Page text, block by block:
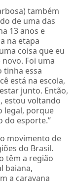
também
de uma das
13 anos e
na etapa
coisa que eu
Foi uma
tinha essa
está na escola,
junto. Então,
estou voltando
legal, porque
do esporte.”
movimento de
do Brasil.
têm a região
baiana,
a caravana